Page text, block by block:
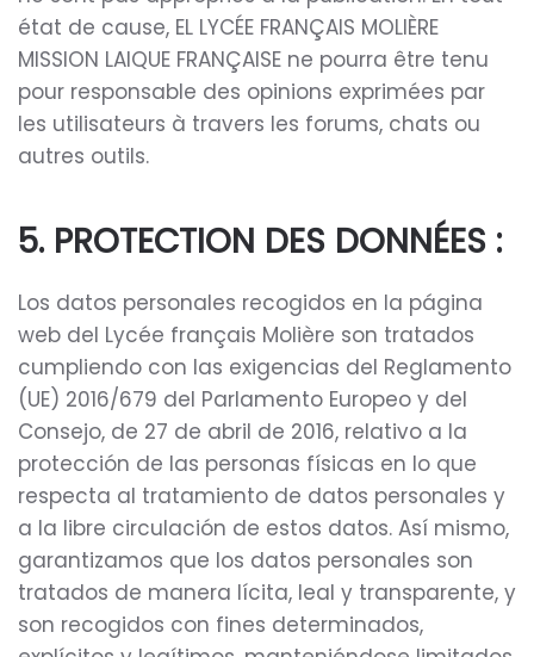
état de cause, EL LYCÉE FRANÇAIS MOLIÈRE
MISSION LAIQUE FRANÇAISE ne pourra être tenu
pour responsable des opinions exprimées par
les utilisateurs à travers les forums, chats ou
autres outils.
5. PROTECTION DES DONNÉES :
Los datos personales recogidos en la página
web del Lycée français Molière son tratados
cumpliendo con las exigencias del Reglamento
(UE) 2016/679 del Parlamento Europeo y del
Consejo, de 27 de abril de 2016, relativo a la
protección de las personas físicas en lo que
respecta al tratamiento de datos personales y
a la libre circulación de estos datos. Así mismo,
garantizamos que los datos personales son
tratados de manera lícita, leal y transparente, y
son recogidos con fines determinados,